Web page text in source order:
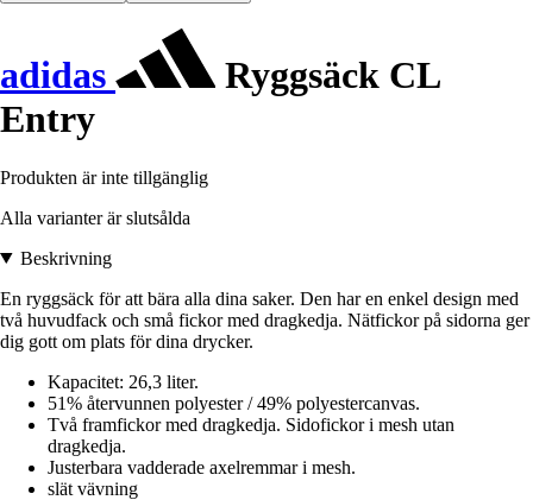
adidas
Ryggsäck CL
Entry
Produkten är inte tillgänglig
Alla varianter är slutsålda
Beskrivning
En ryggsäck för att bära alla dina saker. Den har en enkel design med
två huvudfack och små fickor med dragkedja. Nätfickor på sidorna ger
dig gott om plats för dina drycker.
Kapacitet: 26,3 liter.
51% återvunnen polyester / 49% polyestercanvas.
Två framfickor med dragkedja. Sidofickor i mesh utan
dragkedja.
Justerbara vadderade axelremmar i mesh.
slät vävning